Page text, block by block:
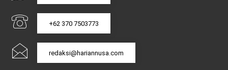
+62 370 7503773
redaksi@hariannusa.com